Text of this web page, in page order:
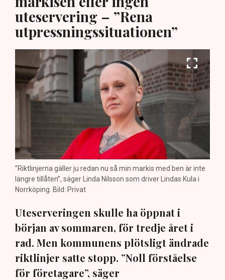
uteservering – ”Rena
utpressningssituationen”
”Riktlinjerna gäller ju redan nu så min markis med ben är inte
längre tillåten”, säger Linda Nilsson som driver Lindas Kula i
Norrköping. Bild: Privat
Uteserveringen skulle ha öppnat i
början av sommaren, för tredje året i
rad. Men kommunens plötsligt ändrade
riktlinjer satte stopp. ”Noll förståelse
för företagare”, säger